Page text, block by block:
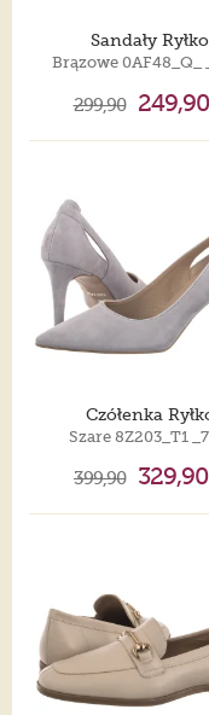
Sandały Ryłko
Brązowe 0AF48_Q_
299,90 249,90
Czółenka
Szare 8Z203_T1
399,90 329,90